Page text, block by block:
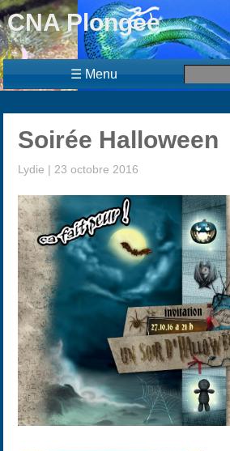
CNA Plongée
☰ Menu
Soirée Halloween
Lydie | 23 octobre 2016